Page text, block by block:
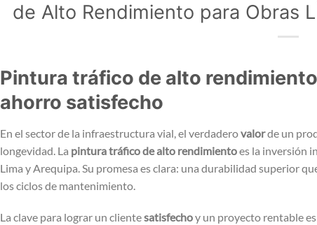
de Alto Rendimiento para Obras
Pintura tráfico de alto
ahorro satisfecho
En el sector de la infraestructura vial, el verdaderovalorde un
longevidad. La pintura tráfico de alto rendimientoes la inversión
Lima y Arequipa. Su promesa es clara: una durabilidad superior
los ciclos de mantenimiento.
La clave para lograr un clientesatisfechoy un proyecto rentable